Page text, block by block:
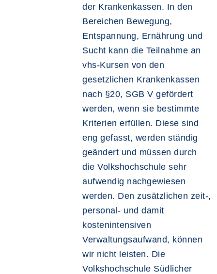
der Krankenkassen. In den
Bereichen Bewegung,
Entspannung, Ernährung und
Sucht kann die Teilnahme an
vhs-Kursen von den
gesetzlichen Krankenkassen
nach §20, SGB V gefördert
werden, wenn sie bestimmte
Kriterien erfüllen. Diese sind
eng gefasst, werden ständig
geändert und müssen durch
die Volkshochschule sehr
aufwendig nachgewiesen
werden. Den zusätzlichen zeit-,
personal- und damit
kostenintensiven
Verwaltungsaufwand, können
wir nicht leisten. Die
Volkshochschule Südlicher